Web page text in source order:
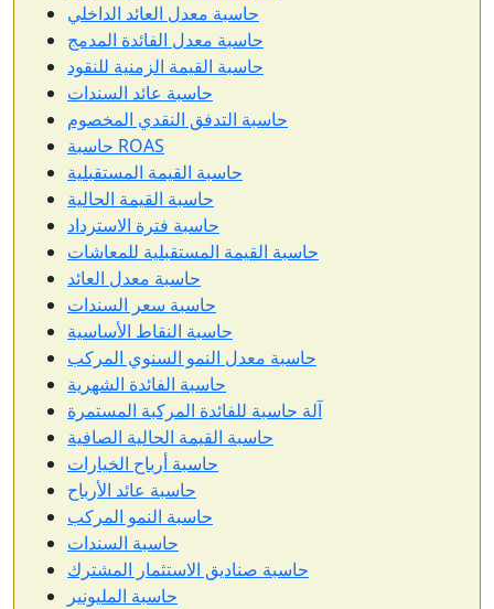
حاسبة معدل العائد الداخلي
حاسبة معدل الفائدة المدمج
حاسبة القيمة الزمنية للنقود
حاسبة عائد السندات
حاسبة التدفق النقدي المخصوم
حاسبة ROAS
حاسبة القيمة المستقبلية
حاسبة القيمة الحالية
حاسبة فترة الاسترداد
حاسبة القيمة المستقبلية للمعاشات
حاسبة معدل العائد
حاسبة سعر السندات
حاسبة النقاط الأساسية
حاسبة معدل النمو السنوي المركب
حاسبة الفائدة الشهرية
آلة حاسبة للفائدة المركبة المستمرة
حاسبة القيمة الحالية الصافية
حاسبة أرباح الخيارات
حاسبة عائد الأرباح
حاسبة النمو المركب
حاسبة السندات
حاسبة صناديق الاستثمار المشترك
حاسبة المليونير